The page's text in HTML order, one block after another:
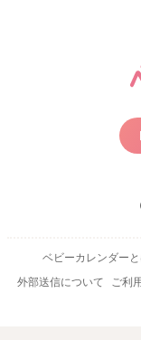
ベビーカレンダーと
外部送信について
ご利